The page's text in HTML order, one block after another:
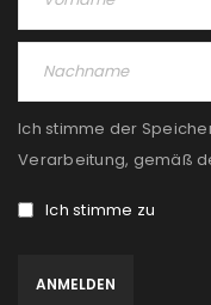
ANMELDEN
Ich stimme der
Verarbeitung, gemäß
Ich stimme zu